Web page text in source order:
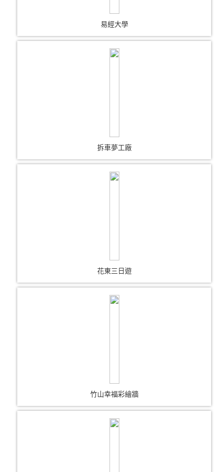
易經大學
拆車夢工廠
花東三日遊
竹山幸福彩繪牆